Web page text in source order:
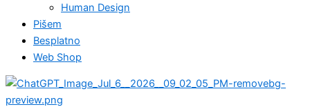
Human Design
Pišem
Besplatno
Web Shop